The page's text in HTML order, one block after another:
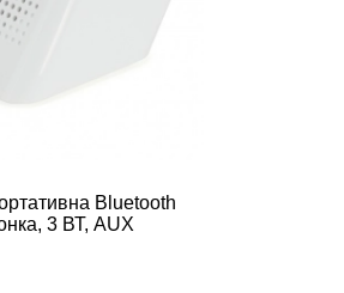
Bluetooth
3 ВТ, AUX